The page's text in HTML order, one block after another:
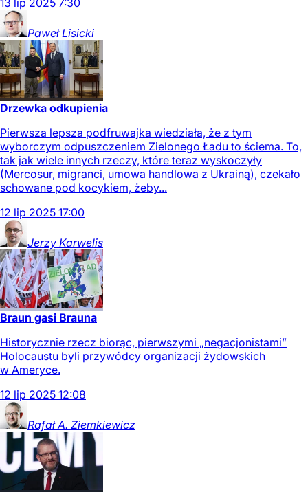
13 lip 2025 7:30
Paweł Lisicki
Drzewka odkupienia
Pierwsza lepsza podfruwajka wiedziała, że z tym
wyborczym odpuszczeniem Zielonego Ładu to ściema. To,
tak jak wiele innych rzeczy, które teraz wyskoczyły
(Mercosur, migranci, umowa handlowa z Ukrainą), czekało
schowane pod kocykiem, żeby...
12 lip 2025 17:00
Jerzy Karwelis
Braun gasi Brauna
Historycznie rzecz biorąc, pierwszymi „negacjonistami”
Holocaustu byli przywódcy organizacji żydowskich
w Ameryce.
12 lip 2025 12:08
Rafał A. Ziemkiewicz